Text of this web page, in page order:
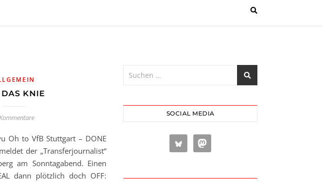
KNIE
Oh to VfB Stuttgart – DONE
der „Transferjournalist“
am Sonntagabend. Einen
dann plötzlich doch OFF:
SOCIAL MEDIA